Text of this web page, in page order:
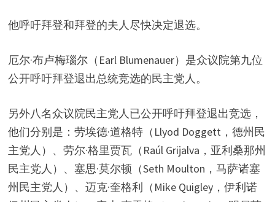
他呼吁拜登和拜登的夫人尽快决定退选。
厄尔·布卢梅瑙尔（Earl Blumenauer）是众议院第九位
公开呼吁拜登退出总统竞选的民主党人。
另外八名众议院民主党人已公开呼吁拜登退出竞选，
他们分别是：劳埃德·道格特（Llyod Doggett，德州民
主党人）、劳尔·格里贾瓦（Raúl Grijalva，亚利桑那州
民主党人）、塞思·莫尔顿（Seth Moulton，马萨诸塞
州民主党人）、迈克·奎格利（Mike Quigley，伊利诺